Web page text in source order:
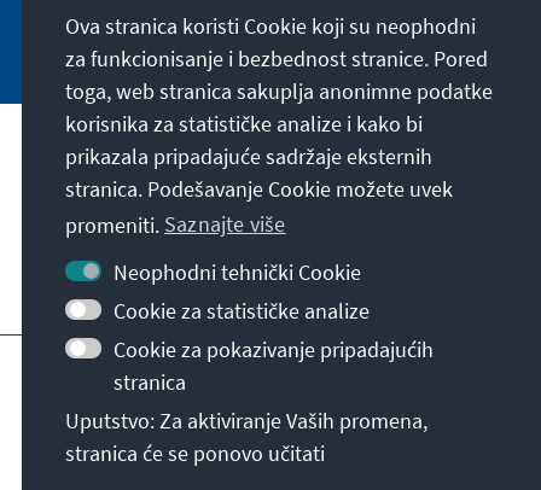
Jetzt abonnieren
Naša misija
Kontakt
Ostalo u ponudi naše fondacije
Impresum Zaštita podataka
Uslovi korišćenja
Erklärung zur Barrierefreiheit
Mapa stranice
© Konrad-Adenauer-Stiftung e.V. 2026
Ova stranica koristi Cookie koji su neophodni
za funkcionisanje i bezbednost stranice. Pored
toga, web stranica sakuplja anonimne podatke
korisnika za statističke analize i kako bi
prikazala pripadajuće sadržaje eksternih
stranica. Podešavanje Cookie možete uvek
promeniti. Saznajte više
Neophodni tehnički Cookie
Cookie za statističke analize
Cookie za pokazivanje pripadajućih
stranica
Uputstvo: Za aktiviranje Vaših promena,
stranica će se ponovo učitati